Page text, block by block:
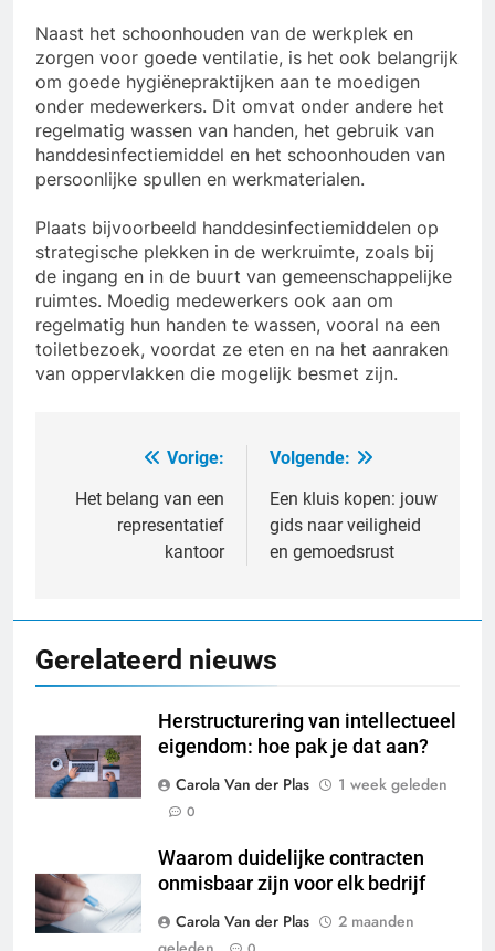
Naast het schoonhouden van de werkplek en
zorgen voor goede ventilatie, is het ook belangrijk
om goede hygiënepraktijken aan te moedigen
onder medewerkers. Dit omvat onder andere het
regelmatig wassen van handen, het gebruik van
handdesinfectiemiddel en het schoonhouden van
persoonlijke spullen en werkmaterialen.
Plaats bijvoorbeeld handdesinfectiemiddelen op
strategische plekken in de werkruimte, zoals bij
de ingang en in de buurt van gemeenschappelijke
ruimtes. Moedig medewerkers ook aan om
regelmatig hun handen te wassen, vooral na een
toiletbezoek, voordat ze eten en na het aanraken
van oppervlakken die mogelijk besmet zijn.
navigatie
Vorige:
Het belang van een
representatief
kantoor
Volgende:
Een kluis kopen: jouw
gids naar veiligheid
en gemoedsrust
Gerelateerd nieuws
Herstructurering van intellectueel
eigendom: hoe pak je dat aan?
Carola Van der Plas
1 week geleden
0
Waarom duidelijke contracten
onmisbaar zijn voor elk bedrijf
Carola Van der Plas
2 maanden